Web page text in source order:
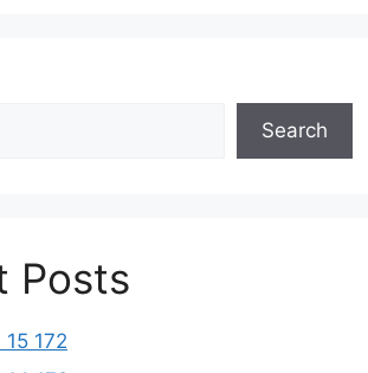
Search
Posts
172